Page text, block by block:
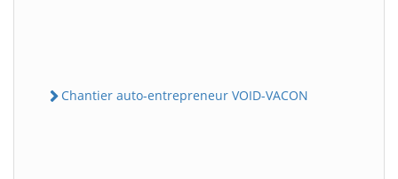
Chantier auto-entrepreneur VOID-VACON